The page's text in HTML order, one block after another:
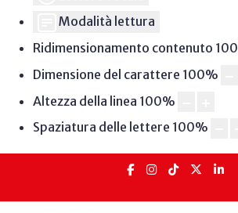
Modalità lettura
Ridimensionamento contenuto 100
Dimensione del carattere 100%
Altezza della linea 100%
Spaziatura delle lettere 100%